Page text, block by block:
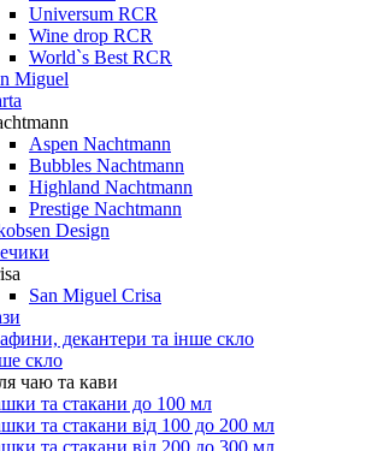
Universum RCR
Wine drop RCR
World`s Best RCR
Miguel
Aspen Nachtmann
Bubbles Nachtmann
Highland Nachtmann
Prestige Nachtmann
Design
San Miguel Crisa
декантери та інше скло
скло
чаю та кави
та стакани до 100 мл
та стакани від 100 до 200 мл
та стакани від 200 до 300 мл